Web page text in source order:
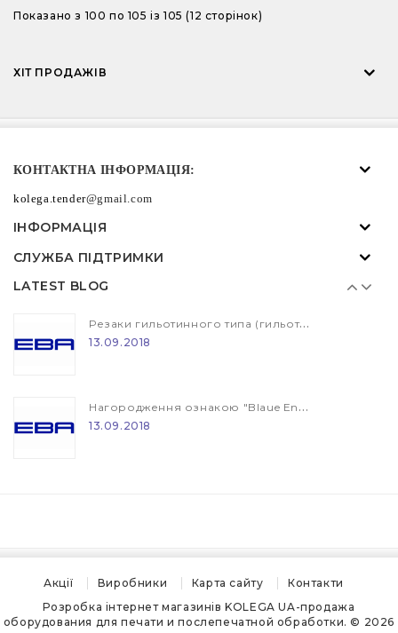
Показано з 100 по 105 із 105 (12 сторінок)
ХІТ ПРОДАЖІВ
КОНТАКТНА ІНФОРМАЦІЯ:
kolega.tender@gmail.com
ІНФОРМАЦІЯ
СЛУЖБА ПІДТРИМКИ
LATEST BLOG
13.09.2018
13.09.2018
Резаки гильотинного типа (гильотина) EBA и IDEAL
13.09.2018
Нагородження ознакою "Blaue Engel"
13.09.2018
13.09.2018
Акції Виробники Карта сайту
Контакти
Розробка інтернет магазинів KOLEGA UA-продажа
оборудования для печати и послепечатной обработки. © 2026